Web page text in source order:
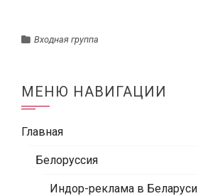
Входная группа
МЕНЮ НАВИГАЦИИ
Главная
Белоруссия
Индор-реклама в Беларуси